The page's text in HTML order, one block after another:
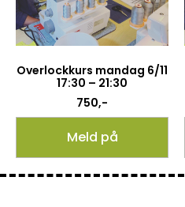
Overlockkurs mandag 6/11
17:30 – 21:30
750,-
Meld på